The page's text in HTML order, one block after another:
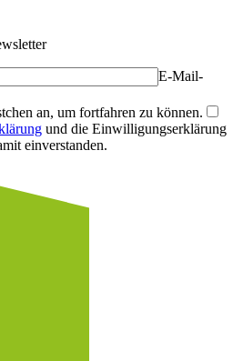
E-Mail-
an, um fortfahren zu können.
und die Einwilligungserklärung
einverstanden.